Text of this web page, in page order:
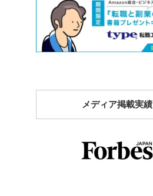
メディア掲載実績